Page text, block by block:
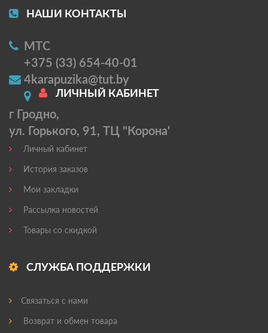
НАШИ КОНТАКТЫ
МТС
+375 (33) 654-40-01
4karapuzika@tut.by
г Гродно,
ул. Горького, 91, ТЦ "Корона'
ЛИЧНЫЙ КАБИНЕТ
Личный кабинет
История заказов
Мои закладки
Рассылка новостей
Товары со скидкой
СЛУЖБА ПОДДЕРЖКИ
Связаться с нами
Возврат и обмен товара